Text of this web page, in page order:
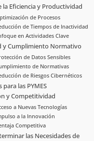
la Eficiencia y Productividad
de Procesos
de Tiempos de Inactividad
en Actividades Clave
y Cumplimiento Normativo
de Datos Sensibles
de Normativas
de Riesgos Cibernéticos
para las PYMES
y Competitividad
a Nuevas Tecnologías
a la Innovación
Competitiva
las Necesidades de